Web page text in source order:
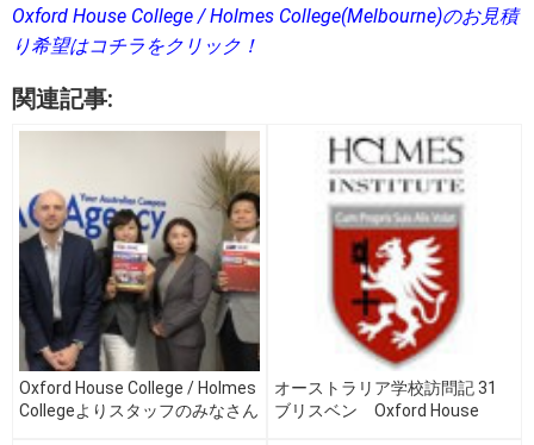
Oxford House College / Holmes College(Melbourne)のお見積
り希望はコチラをクリック！
関連記事:
Oxford House College / Holmes
Collegeよりスタッフのみなさん
オーストラリア学校訪問記 31
ブリスベン Oxford House